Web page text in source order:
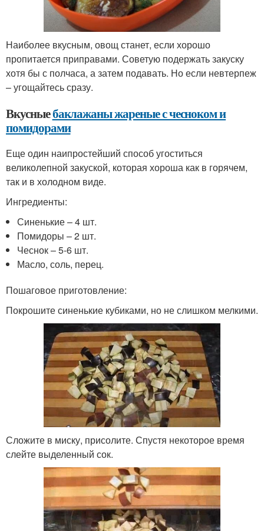
Наиболее вкусным, овощ станет, если хорошо
пропитается приправами. Советую подержать закуску
хотя бы с полчаса, а затем подавать. Но если невтерпеж
– угощайтесь сразу.
Вкусныебаклажаны жареные с чесноком и
помидорами
Еще один наипростейший способ угоститься
великолепной закуской, которая хороша как в горячем,
так и в холодном виде.
Ингредиенты:
Синенькие – 4 шт.
Помидоры – 2 шт.
Чеснок – 5-6 шт.
Масло, соль, перец.
Пошаговое приготовление:
Покрошите синенькие кубиками, но не слишком мелкими.
Сложите в миску, присолите. Спустя некоторое время
слейте выделенный сок.